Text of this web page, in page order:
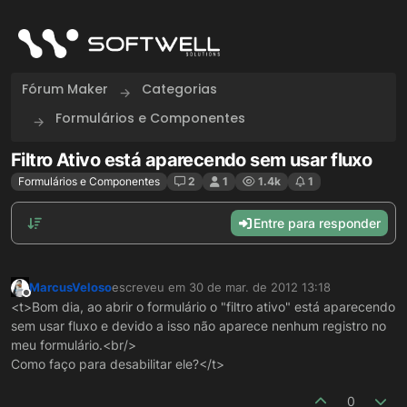
Fórum Maker
Categorias
Formulários e Componentes
Filtro Ativo está aparecendo sem usar fluxo
Formulários e Componentes 2 1 1.4k 1
Entre para responder
Offline
MarcusVelosoescreveu em 30 de mar. de 2012 13:18
última edição por
<t>Bom dia, ao abrir o formulário o "filtro ativo" está aparecendo
sem usar fluxo e devido a isso não aparece nenhum registro no
meu formulário.<br/>
Como faço para desabilitar ele?</t>
0